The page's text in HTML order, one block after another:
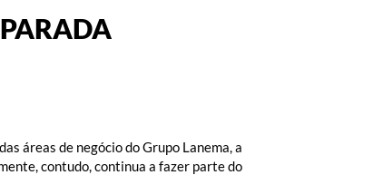
áreas de negócio do Grupo Lanema, a
contudo, continua a fazer parte do